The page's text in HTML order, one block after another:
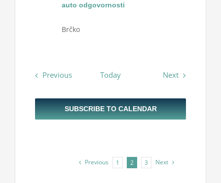
auto odgovornosti
Brčko
PreviousEvents Today NextEvents
SUBSCRIBE TO CALENDAR
Previous 1 2 3 Next